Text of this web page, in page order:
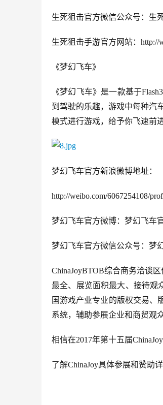
生死狙击官方微信公众号：生
生死狙击手游官方网站：http://
《梦幻飞车》
《梦幻飞车》是一款基于
到驾驶的乐趣，游戏中每种汽
模式进行游戏，给予你飞速前
梦幻飞车官方新浪微博地址：
http://weibo.com/6067254108/
梦幻飞车官方微博：梦幻飞车
梦幻飞车官方微信公众号：梦
ChinaJoyBTOB综合商务洽谈
最全、展览面积最大、接待观
国游戏产业专业的版权交易、
系统，辅助参展企业和商贸观
相信在2017年第十五届
了解ChinaJoy具体参展和赞助